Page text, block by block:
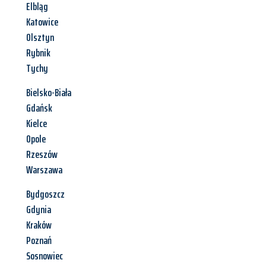
Elbląg
Katowice
Olsztyn
Rybnik
Tychy
Bielsko-Biała
Gdańsk
Kielce
Opole
Rzeszów
Warszawa
Bydgoszcz
Gdynia
Kraków
Poznań
Sosnowiec